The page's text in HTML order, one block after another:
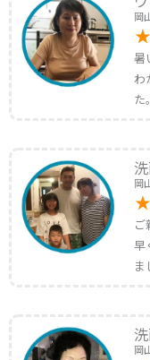
岡
暑
わ
た。
岡
ご
早
ま
岡